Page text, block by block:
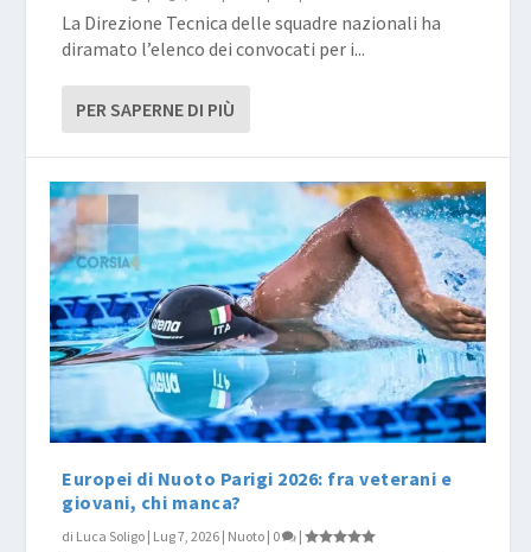
La Direzione Tecnica delle squadre nazionali ha
diramato l’elenco dei convocati per i...
PER SAPERNE DI PIÙ
Europei di Nuoto Parigi 2026: fra veterani e
giovani, chi manca?
di Luca Soligo | Lug 7, 2026 | Nuoto | 0 |